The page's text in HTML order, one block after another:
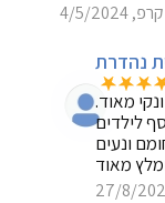
5/2024
נהדרת
מאוד.